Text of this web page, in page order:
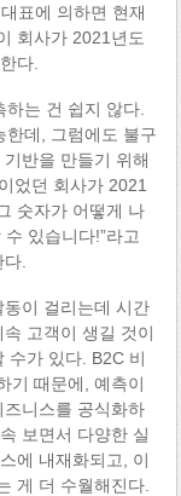
표에 의하면 현재
회사가 2021년도
다.
는 건 쉽지 않다.
한데, 그럼에도 불구
반을 만들기 위해
었던 회사가 2021
숫자가 어떻게 나
있습니다!”라고
.
이 걸리는데 시간
고객이 생길 것이
수가 있다. B2C 비
기 때문에, 예측이
니스를 공식화하
보면서 다양한 실
에 내재화되고, 이
게 더 수월해진다.